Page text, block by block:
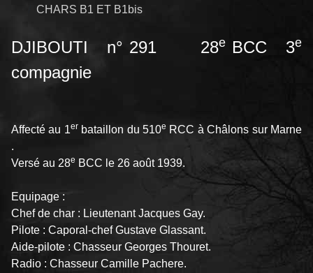
CHARS B1 ET B1bis
DJIBOUTI n° 291 28e BCC 3e
compagnie
Affecté au 1er bataillon du 510e RCC à Châlons sur Marne
.
Versé au 28e BCC le 26 août 1939.
Equipage :
Chef de char : Lieutenant Jacques Gay.
Pilote : Caporal-chef Gustave Glassant.
Aide-pilote : Chasseur Georges Thouret.
Radio : Chasseur Camille Pachere.